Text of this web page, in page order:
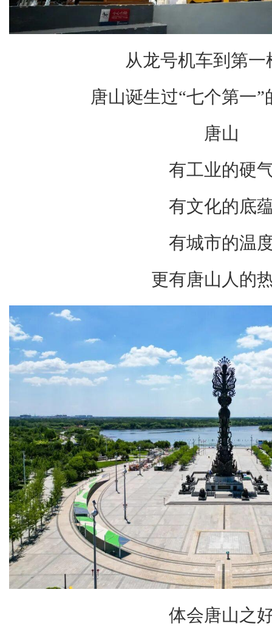
从龙号机车到第一
唐山诞生过“七个第一
唐山
有工业的硬
有文化的底
有城市的温
更有唐山人的
体会唐山之